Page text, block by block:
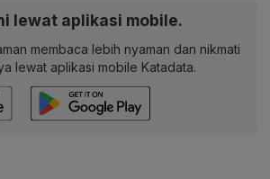
lewat aplikasi mobile.
membaca lebih nyaman dan nikmati
lewat aplikasi mobile Katadata.